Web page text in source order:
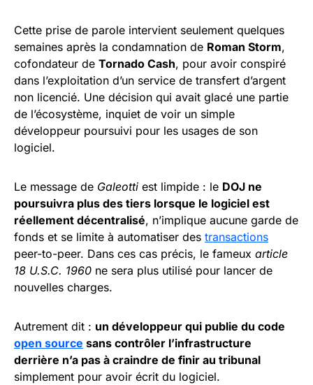
Cette prise de parole intervient seulement quelques
semaines après la condamnation de Roman Storm,
cofondateur de Tornado Cash, pour avoir conspiré
dans l’exploitation d’un service de transfert d’argent
non licencié. Une décision qui avait glacé une partie
de l’écosystème, inquiet de voir un simple
développeur poursuivi pour les usages de son
logiciel.
Le message de Galeotti est limpide : le DOJ ne
poursuivra plus des tiers lorsque le logiciel est
réellement décentralisé, n’implique aucune garde de
fonds et se limite à automatiser des transactions
peer-to-peer. Dans ces cas précis, le fameux article
18 U.S.C. 1960 ne sera plus utilisé pour lancer de
nouvelles charges.
Autrement dit : un développeur qui publie du code
open source sans contrôler l’infrastructure
derrière n’a pas à craindre de finir au tribunal
simplement pour avoir écrit du logiciel.